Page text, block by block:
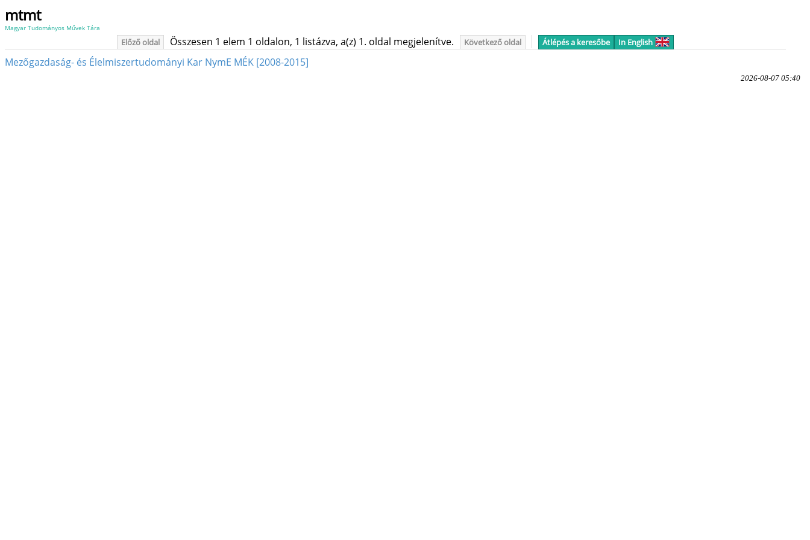
mtmt
Magyar Tudományos Művek Tára
Előző oldal Összesen 1 elem 1 oldalon, 1 listázva, a(z) 1. oldal megjelenítve. Következő oldal Átlépés a keresőbe In English
Mezőgazdaság- és Élelmiszertudományi Kar NymE MÉK [2008-2015]
2026-08-07 05:40